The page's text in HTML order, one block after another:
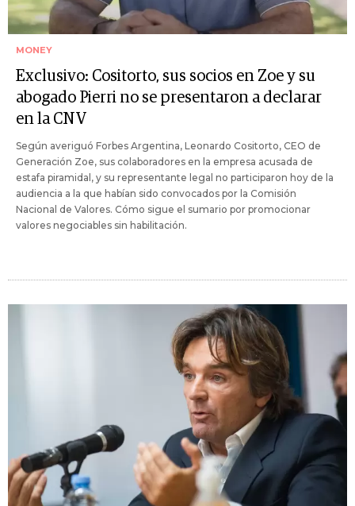
MONEY
Exclusivo: Cositorto, sus socios en Zoe y su
abogado Pierri no se presentaron a declarar
en la CNV
Según averiguó Forbes Argentina, Leonardo Cositorto, CEO de
Generación Zoe, sus colaboradores en la empresa acusada de
estafa piramidal, y su representante legal no participaron hoy de la
audiencia a la que habían sido convocados por la Comisión
Nacional de Valores. Cómo sigue el sumario por promocionar
valores negociables sin habilitación.